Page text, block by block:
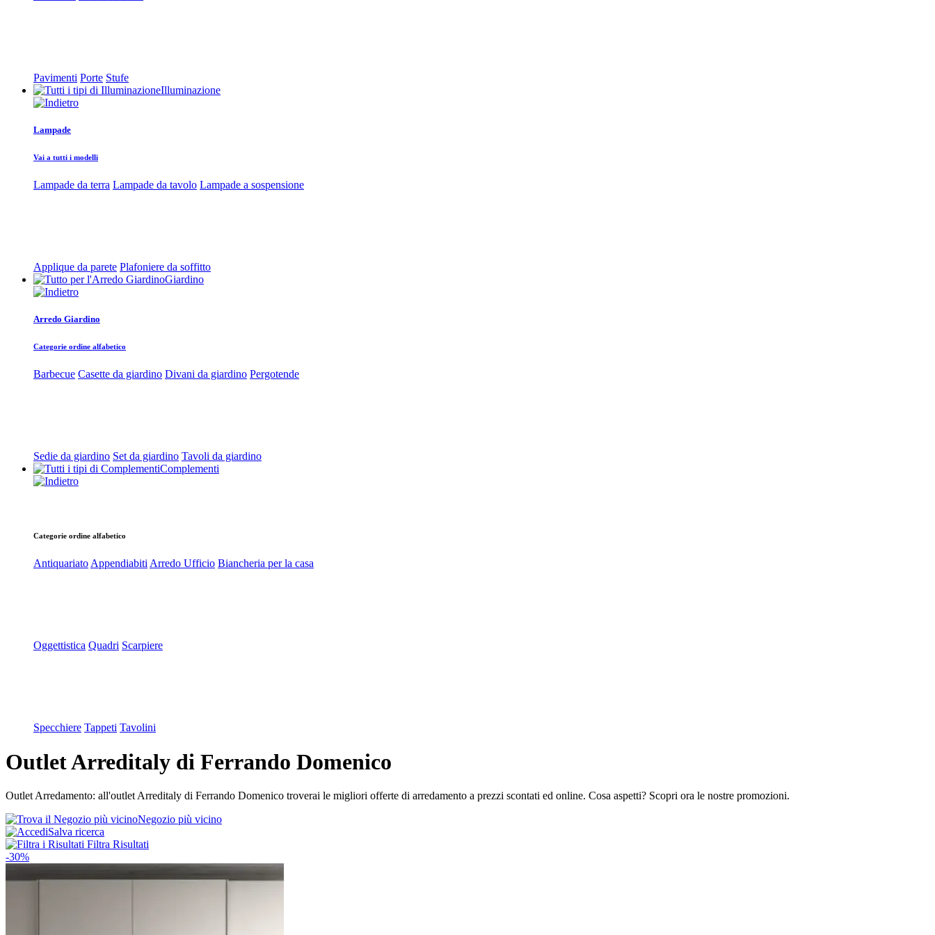
Pavimenti Porte Stufe
Illuminazione
Lampade
Vai a tutti i modelli
Lampade da terra Lampade da tavolo Lampade a sospensione
Applique da parete Plafoniere da soffitto
Giardino
Arredo Giardino
Categorie ordine alfabetico
Barbecue Casette da giardino Divani da giardino Pergotende
Sedie da giardino Set da giardino Tavoli da giardino
Complementi
Categorie ordine alfabetico
Antiquariato Appendiabiti Arredo Ufficio Biancheria per la casa
Oggettistica Quadri Scarpiere
Specchiere Tappeti Tavolini
Outlet Arreditaly di Ferrando Domenico
Outlet Arredamento: all'outlet Arreditaly di Ferrando Domenico troverai le migliori offerte di arredamento a prezzi scontati ed online. Cosa aspetti? Scopri ora le nostre promozioni.
Negozio più vicino
Salva ricerca
Filtra Risultati
-30%